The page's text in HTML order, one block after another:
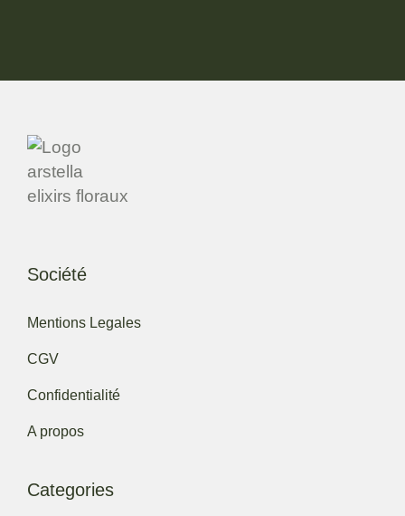
Société
Mentions Legales
CGV
Confidentialité
A propos
Categories